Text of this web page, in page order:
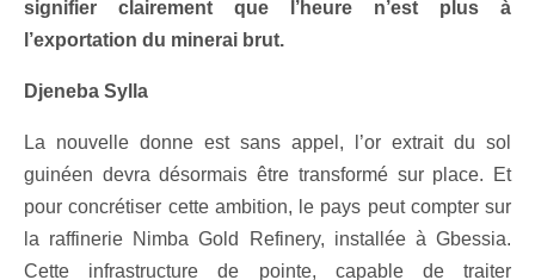
signifier clairement que l’heure n’est plus à
l’exportation du minerai brut.
Djeneba Sylla
La nouvelle donne est sans appel, l’or extrait du sol
guinéen devra désormais être transformé sur place. Et
pour concrétiser cette ambition, le pays peut compter sur
la raffinerie Nimba Gold Refinery, installée à Gbessia.
Cette infrastructure de pointe, capable de traiter